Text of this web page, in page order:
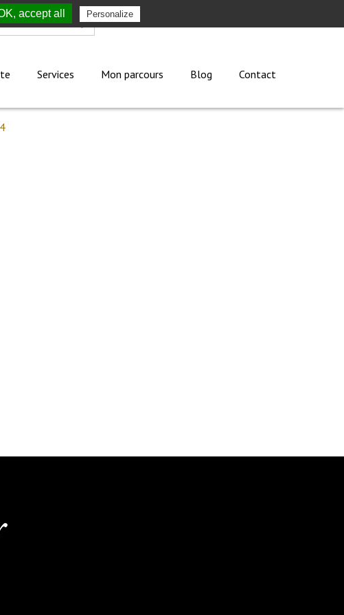
Services Mon parcours Blog Contact
accept all Personalize